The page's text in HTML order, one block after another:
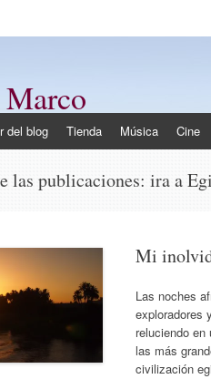
del blog Tienda Música Cine
las publicaciones: ira a
Mi
Las noches
exploradores
reluciendo
las más
civilización